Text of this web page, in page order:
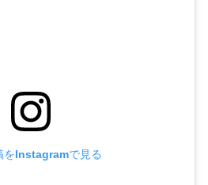
をInstagramで見る